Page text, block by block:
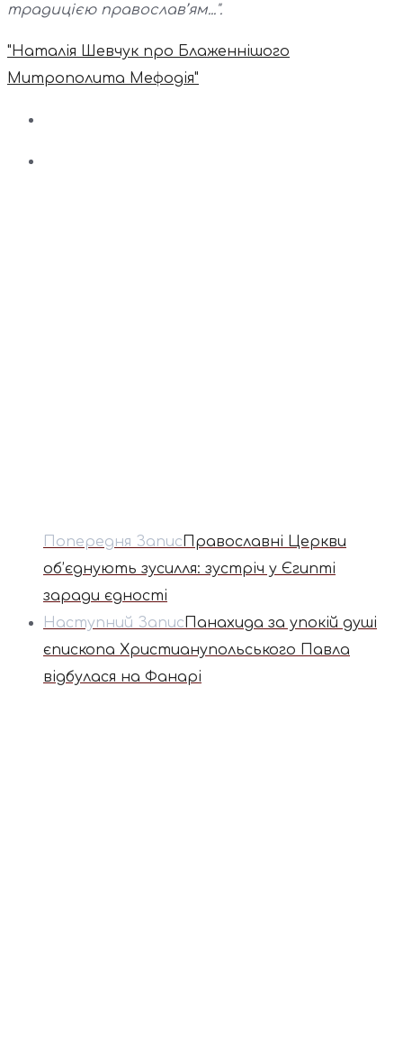
традицією православ’ям...".
"Наталія Шевчук про Блаженнішого
Митрополита Мефодія"
Попередня ЗаписПравославні Церкви
об’єднують зусилля: зустріч у Єгипті
заради єдності
Наступний ЗаписПанахида за упокій душі
єпископа Христианупольського Павла
відбулася на Фанарі